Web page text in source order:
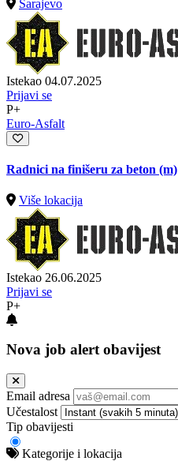
Sarajevo
Istekao 04.07.2025
Prijavi se
P+
Euro-Asfalt
Radnici na finišeru za beton (m)
Više lokacija
Istekao 26.06.2025
Prijavi se
P+
Nova job alert obavijest
Email adresa
Učestalost
Tip obavijesti
Kategorije i lokacija